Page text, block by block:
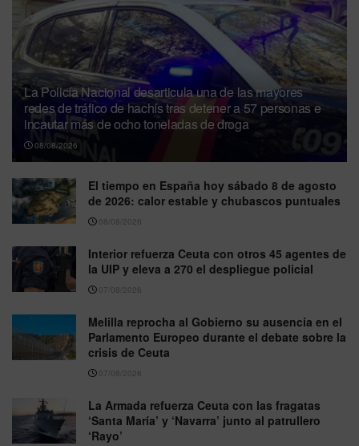
La Policía Nacional desarticula una de las mayores
redes de tráfico de hachís tras detener a 57 personas e
incautar más de ocho toneladas de droga
08/08/2026
El tiempo en España hoy sábado 8 de agosto
de 2026: calor estable y chubascos puntuales
08/08/2026
Interior refuerza Ceuta con otros 45 agentes de
la UIP y eleva a 270 el despliegue policial
07/08/2026
Melilla reprocha al Gobierno su ausencia en el
Parlamento Europeo durante el debate sobre la
crisis de Ceuta
07/08/2026
La Armada refuerza Ceuta con las fragatas
‘Santa María’ y ‘Navarra’ junto al patrullero
‘Rayo’